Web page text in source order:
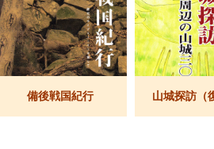
備後戦国紀行
山城探訪（